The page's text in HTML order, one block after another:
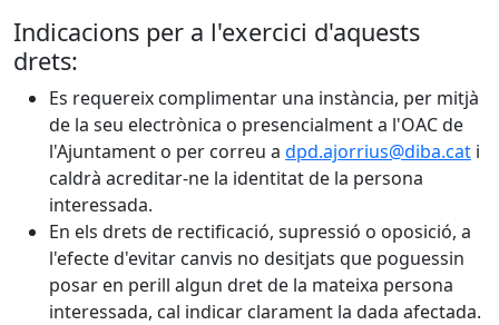
Indicacions per a l'exercici d'aquests
drets:
Es requereix complimentar una instància, per mitjà
de la seu electrònica o presencialment a l'OAC de
l'Ajuntament o per correu a dpd.ajorrius@diba.cat i
caldrà acreditar-ne la identitat de la persona
interessada.
En els drets de rectificació, supressió o oposició, a
l'efecte d'evitar canvis no desitjats que poguessin
posar en perill algun dret de la mateixa persona
interessada, cal indicar clarament la dada afectada.